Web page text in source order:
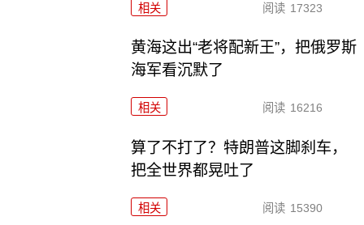
相关 阅读 17323
黄海这出“老将配新王”，把俄罗斯
海军看沉默了
相关 阅读 16216
算了不打了？特朗普这脚刹车，
把全世界都晃吐了
相关 阅读 15390